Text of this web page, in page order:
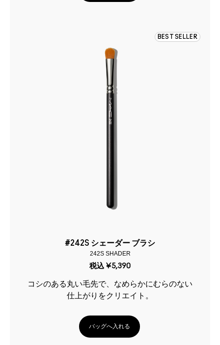
BEST SELLER
#242S シェーダー ブラシ
242S SHADER
税込 ¥5,390
コシのある丸い毛先で、なめらかにむらのない
仕上がりをクリエイト。
バッグへ入れる